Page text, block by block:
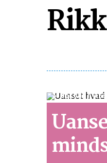
SYNSPUNKT